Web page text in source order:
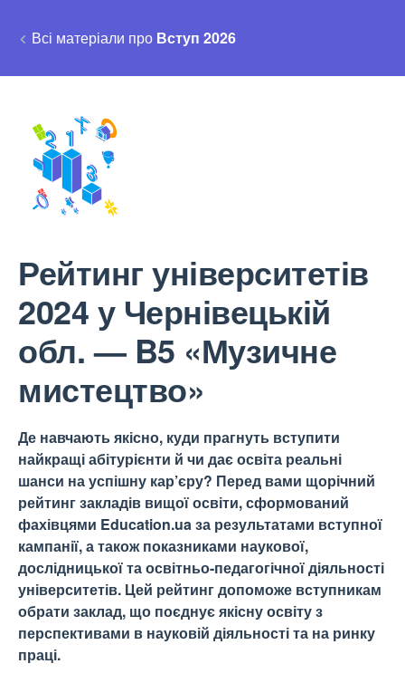
Всі матеріали про Вступ 2026
Рейтинг університетів
2024 у Чернівецькій
обл. — B5 «Музичне
мистецтво»
Де навчають якісно, куди прагнуть вступити
найкращі абітурієнти й чи дає освіта реальні
шанси на успішну кар’єру? Перед вами щорічний
рейтинг закладів вищої освіти, сформований
фахівцями Education.ua за результатами вступної
кампанії, а також показниками наукової,
дослідницької та освітньо-педагогічної діяльності
університетів. Цей рейтинг допоможе вступникам
обрати заклад, що поєднує якісну освіту з
перспективами в науковій діяльності та на ринку
праці.